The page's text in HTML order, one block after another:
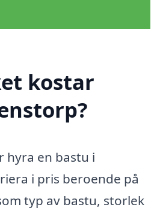
kostar
hyra en bastu i
i pris beroende på
typ av bastu, storlek